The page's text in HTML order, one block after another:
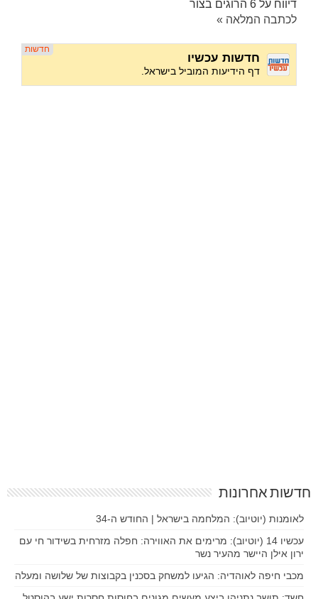
דיווח על 6 הרוגים בצור
לכתבה המלאה »
חדשות אחרונות
לאומנות (יוטיוב): המלחמה בישראל | החודש ה-34
עכשיו 14 (יוטיוב): מרימים את האווירה: חפלה מזרחית בשידור חי עם
ירון אילן היישר מהעיר נשר
מכבי חיפה לאוהדיה: הגיעו למשחק בסכנין בקבוצות של שלושה ומעלה